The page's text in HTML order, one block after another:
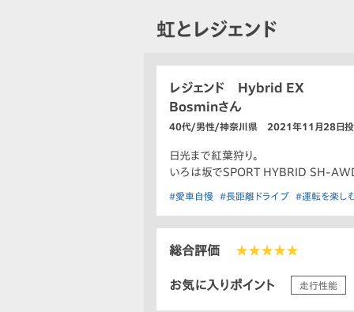
虹とレジェンド
レジェンド Hybrid EX
Bosminさん
40代/男性/神奈川県 2021年11月28日
日光まで紅葉狩り。
いろは坂でSPORT HYBRID SH-
#愛車自慢 #長距離ドライブ #運転を楽し
総合評価 ★★★★★
お気に入りポイント 走行性能